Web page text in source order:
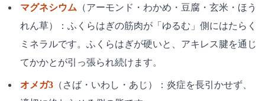
マグネシウム（アーモンド・わかめ・豆腐・玄米・ほう
れん草）：ふくらはぎの筋肉が「ゆるむ」側にはたらく
ミネラルです。ふくらはぎが硬いと、アキレス腱を通じ
てかかとが引っ張られ続けます。
オメガ3（さば・いわし・あじ）：炎症を長引かせず、